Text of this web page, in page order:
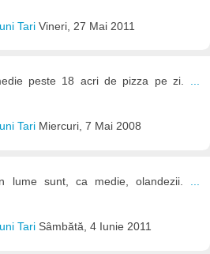
Tari Vineri, 27 Mai 2011
peste 18 acri de pizza pe zi. ...
Tari Miercuri, 7 Mai 2008
lume sunt, ca medie, olandezii.
Tari Sâmbătă, 4 Iunie 2011